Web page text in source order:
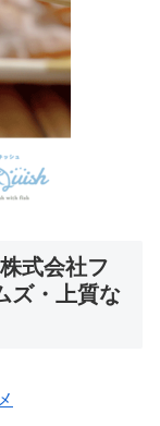
式会社フ
ズ・上質な